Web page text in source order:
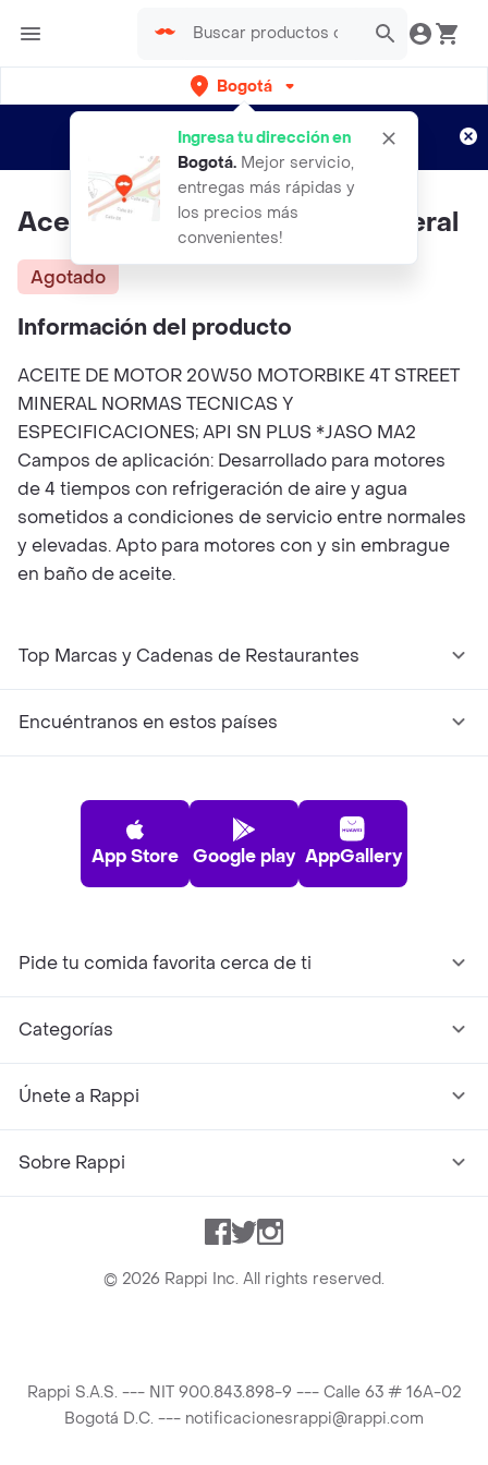
Bogotá
Ingresa tu dirección en
Bogotá. Mejor servicio,
entregas más rápidas y
los precios más
convenientes!
envíos gratis por semanas
Aplican TyC
Aceite Liqui Moly 20w-50 Mineral
Agotado
Información del producto
ACEITE DE MOTOR 20W50 MOTORBIKE 4T STREET
MINERAL NORMAS TECNICAS Y
ESPECIFICACIONES; API SN PLUS *JASO MA2
Campos de aplicación: Desarrollado para motores
de 4 tiempos con refrigeración de aire y agua
sometidos a condiciones de servicio entre normales
y elevadas. Apto para motores con y sin embrague
en baño de aceite.
Top Marcas y Cadenas de Restaurantes
Encuéntranos en estos países
App Store Google play AppGallery
Pide tu comida favorita cerca de ti
Categorías
Únete a Rappi
Sobre Rappi
Facebook
TwitterInstagram
© 2026 Rappi Inc. All rights reserved.
Rappi S.A.S. --- NIT 900.843.898-9 --- Calle 63 # 16A-02
Bogotá D.C. --- notificacionesrappi@rappi.com